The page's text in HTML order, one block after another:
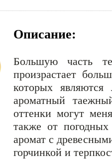
Описание:
Большую часть
произрастает
которых
ароматный
оттенки могут
также от
аромат с
горчинкой и